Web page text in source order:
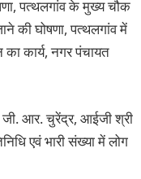
पत्थलगांव के मुख्य चौक
की घोषणा, पत्थलगांव में
का कार्य, नगर पंचायत
जी. आर. चुरेंद्र, आईजी श्री
एवं भारी संख्या में लोग